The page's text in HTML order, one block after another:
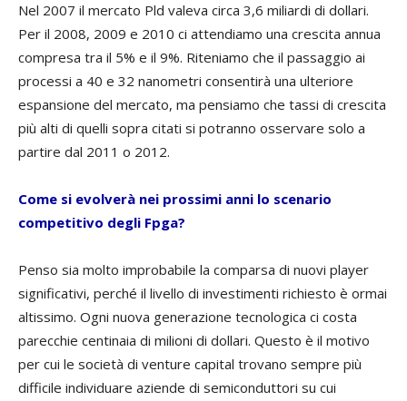
Nel 2007 il mercato Pld valeva circa 3,6 miliardi di dollari.
Per il 2008, 2009 e 2010 ci attendiamo una crescita annua
compresa tra il 5% e il 9%. Riteniamo che il passaggio ai
processi a 40 e 32 nanometri consentirà una ulteriore
espansione del mercato, ma pensiamo che tassi di crescita
più alti di quelli sopra citati si potranno osservare solo a
partire dal 2011 o 2012.
Come si evolverà nei prossimi anni lo scenario
competitivo degli Fpga?
Penso sia molto improbabile la comparsa di nuovi player
significativi, perché il livello di investimenti richiesto è ormai
altissimo. Ogni nuova generazione tecnologica ci costa
parecchie centinaia di milioni di dollari. Questo è il motivo
per cui le società di venture capital trovano sempre più
difficile individuare aziende di semiconduttori su cui